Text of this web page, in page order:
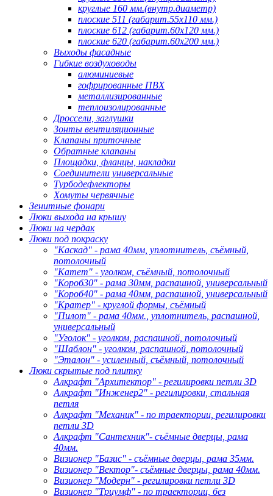
круглые 160 мм.(внутр.диаметр)
плоские 511 (габарит.55х110 мм.)
плоские 612 (габарит.60х120 мм.)
плоские 620 (габарит.60х200 мм.)
Выходы фасадные
Гибкие воздуховоды
алюминиевые
гофрированные ПВХ
металлизированные
теплоизолированные
Дроссели, заглушки
Зонты вентиляционные
Клапаны приточные
Обратные клапаны
Площадки, фланцы, накладки
Соединители универсальные
Турбодефлекторы
Хомуты червячные
Зенитные фонари
Люки выхода на крышу
Люки на чердак
Люки под покраску
"Каскад" - рама 40мм, уплотнитель, съёмный,
потолочный
"Катет" - уголком, съёмный, потолочный
"Короб30" - рама 30мм, распашной, универсальный
"Короб40" - рама 40мм, распашной, универсальный
"Кратер" - круглой формы, съёмный
"Пилот" - рама 40мм., уплотнитель, распашной,
универсальный
"Уголок" - уголком, распашной, потолочный
"Шаблон" - уголком, распашной, потолочный
"Эталон" - усиленный, съёмный, потолочный
Люки скрытые под плитку
Алкрафт "Архитектор" - регилировки петли 3D
Алкрафт "Инженер2" - регилировки, стальная
петля
Алкрафт "Механик" - по траектории, регилировки
петли 3D
Алкрафт "Сантехник"- съёмные дверцы, рама
40мм.
Визионер "Базис" - съёмные дверцы, рама 35мм.
Визионер "Вектор"- съёмные дверцы, рама 40мм.
Визионер "Модерн" - регилировки петли 3D
Визионер "Триумф" - по траектории, без